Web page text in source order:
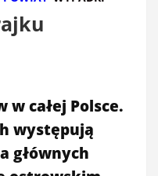
całej Polsce.
występują
głównych